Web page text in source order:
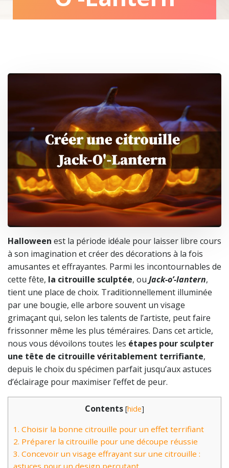
Halloween est la période idéale pour laisser libre cours
à son imagination et créer des décorations à la fois
amusantes et effrayantes. Parmi les incontournables de
cette fête, la citrouille sculptée, ou Jack-o’-lantern,
tient une place de choix. Traditionnellement illuminée
par une bougie, elle arbore souvent un visage
grimaçant qui, selon les talents de l’artiste, peut faire
frissonner même les plus téméraires. Dans cet article,
nous vous dévoilons toutes les étapes pour sculpter
une tête de citrouille véritablement terrifiante,
depuis le choix du spécimen parfait jusqu’aux astuces
d’éclairage pour maximiser l’effet de peur.
Contents [hide]
1. Choisir la bonne citrouille pour un effet terrifiant
2. Préparer la citrouille pour une découpe réussie
3. Concevoir un visage effrayant sur une citrouille :